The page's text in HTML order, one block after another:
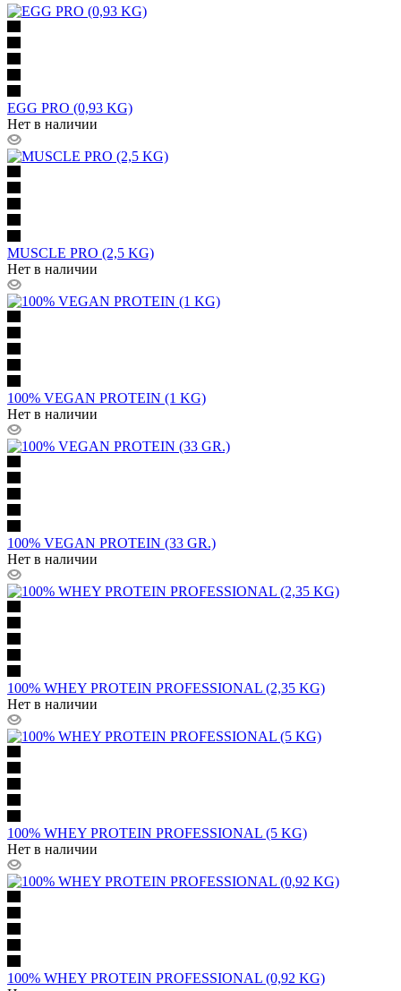
EGG PRO (0,93 KG)
Нет в наличии
MUSCLE PRO (2,5 KG)
Нет в наличии
100% VEGAN PROTEIN (1 KG)
Нет в наличии
100% VEGAN PROTEIN (33 GR.)
Нет в наличии
100% WHEY PROTEIN PROFESSIONAL (2,35 KG)
Нет в наличии
100% WHEY PROTEIN PROFESSIONAL (5 KG)
Нет в наличии
100% WHEY PROTEIN PROFESSIONAL (0,92 KG)